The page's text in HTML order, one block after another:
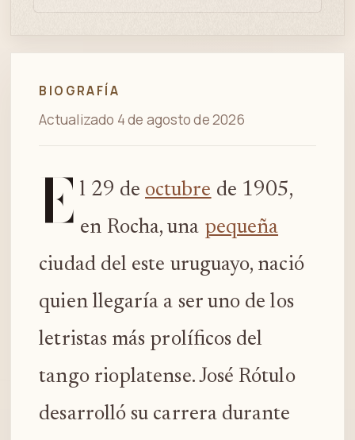
BIOGRAFÍA
Actualizado 4 de agosto de 2026
E l 29 de octubre de 1905,
en Rocha, una pequeña
ciudad del este uruguayo, nació
quien llegaría a ser uno de los
letristas más prolíficos del
tango rioplatense. José Rótulo
desarrolló su carrera durante